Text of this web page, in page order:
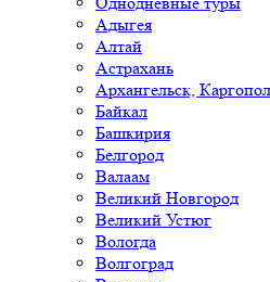
Адыгея
Алтай
Астрахань
Архангельск,
Байкал
Башкирия
Белгород
Валаам
Великий Новгород
Великий Устюг
Вологда
Волгоград